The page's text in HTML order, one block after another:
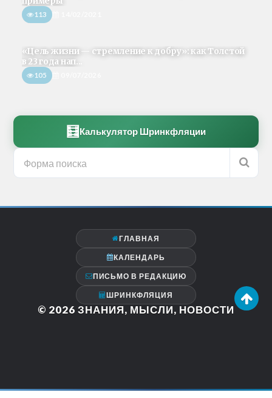
113
«Цель жизни — стремление к добру»: как Толстой
в 23 года нап...
105
🧮 Калькулятор Шринкфляции
ГЛАВНАЯ
КАЛЕНДАРЬ
ПИСЬМО В РЕДАКЦИЮ
ШРИНКФЛЯЦИЯ
© 2026 ЗНАНИЯ, МЫСЛИ, НОВОСТИ